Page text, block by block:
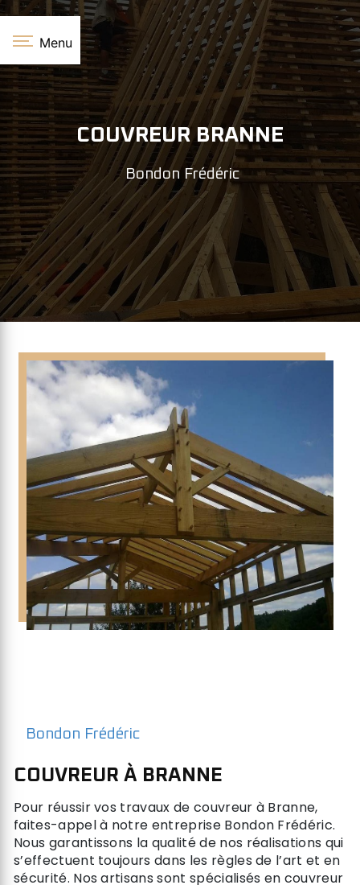
Menu
COUVREUR BRANNE
Bondon Frédéric
Bondon Frédéric
COUVREUR À BRANNE
Pour réussir vos travaux de couvreur à Branne,
faites-appel à notre entreprise Bondon Frédéric.
Nous garantissons la qualité de nos réalisations qui
s’effectuent toujours dans les règles de l’art et en
sécurité. Nos artisans sont spécialisés en couvreur
Panneau de gestion des cookies